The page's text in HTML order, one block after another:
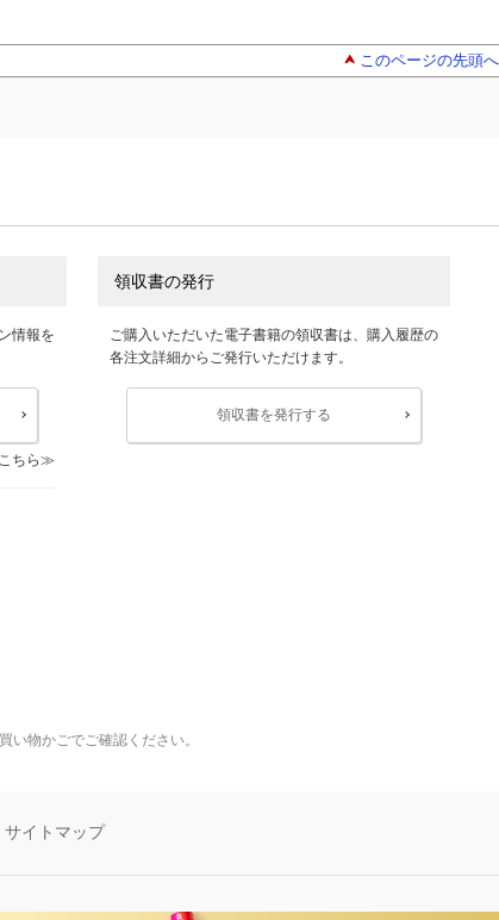
このページの先頭へ
情報を
ちら
領収書の発行
ご購入いただいた電子書籍の領収書は、購入履歴の
各注文詳細からご発行いただけます。
領収書を発行する
物かごでご確認ください。
サイトマップ